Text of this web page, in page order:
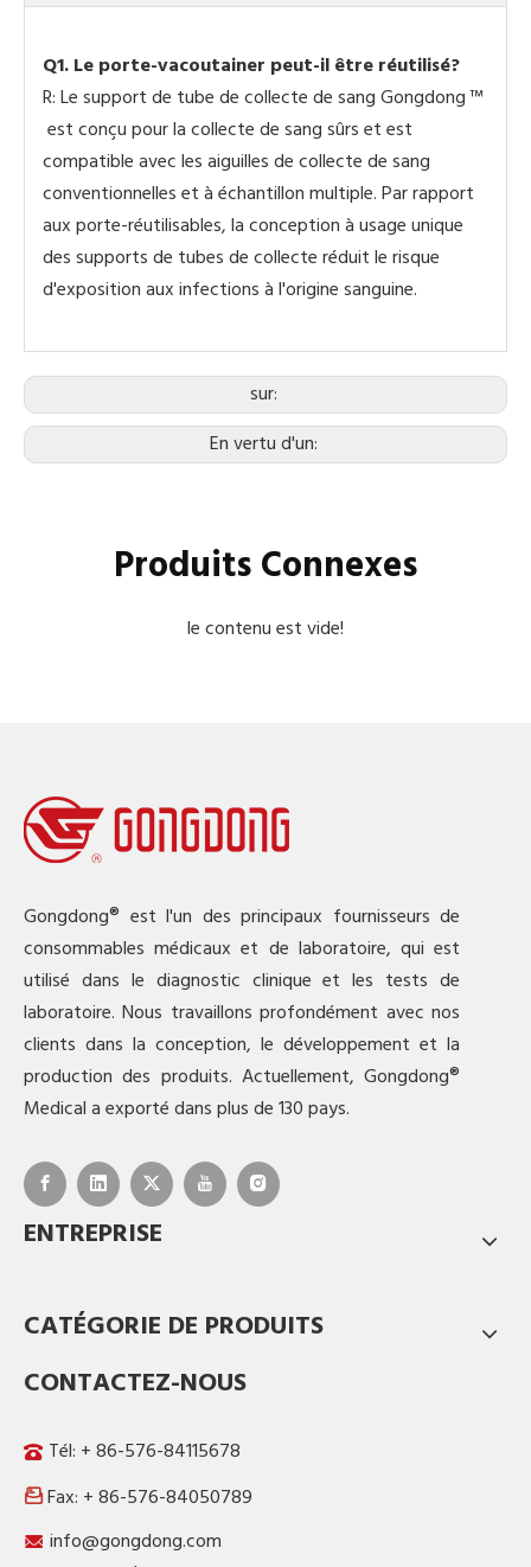
Q1. Le porte-vacoutainer peut-il être réutilisé?
R: Le support de tube de collecte de sang Gongdong ™
est conçu pour la collecte de sang sûrs et est
compatible avec les aiguilles de collecte de sang
conventionnelles et à échantillon multiple. Par rapport
aux porte-réutilisables, la conception à usage unique
des supports de tubes de collecte réduit le risque
d'exposition aux infections à l'origine sanguine.
sur:
En vertu d'un:
Produits Connexes
le contenu est vide!
Gongdong® est l'un des principaux fournisseurs de
consommables médicaux et de laboratoire, qui est
utilisé dans le diagnostic clinique et les tests de
laboratoire. Nous travaillons profondément avec nos
clients dans la conception, le développement et la
production des produits. Actuellement, Gongdong®
Medical a exporté dans plus de 130 pays.
ENTREPRISE
CATÉGORIE DE PRODUITS
CONTACTEZ-NOUS
Tél: + 86-576-84115678
Fax: + 86-576-84050789
info@gongdong.com